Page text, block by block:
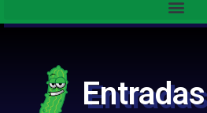
Entradas